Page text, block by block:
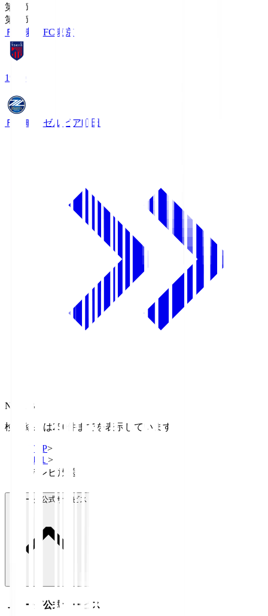
第1節
第1節
ＦＣ東京 FC東京
19:00
ＦＣ町田ゼルビア町田
NHK BS
検索結果は250件までを表示しています
TOP>
Ｊ１ >
テレビ放送
Ｊリーグ公式サービス
Ｊリーグ公式サービス